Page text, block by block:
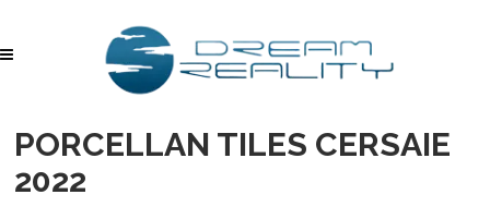
PORCELLAN TILES CERSAIE
2022